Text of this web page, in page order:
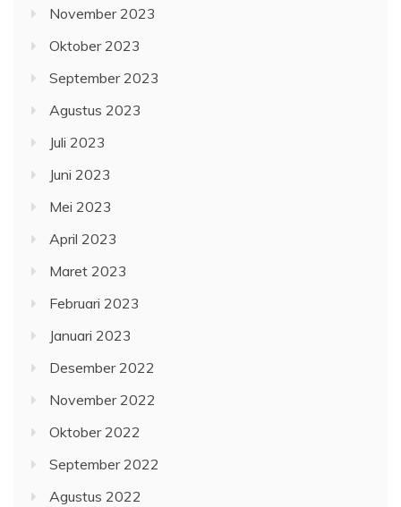
November 2023
Oktober 2023
September 2023
Agustus 2023
Juli 2023
Juni 2023
Mei 2023
April 2023
Maret 2023
Februari 2023
Januari 2023
Desember 2022
November 2022
Oktober 2022
September 2022
Agustus 2022